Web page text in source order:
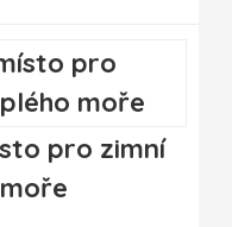
pro zimní